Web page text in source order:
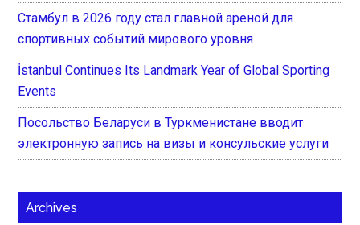
Стамбул в 2026 году стал главной ареной для
спортивных событий мирового уровня
İstanbul Continues Its Landmark Year of Global Sporting
Events
Посольство Беларуси в Туркменистане вводит
электронную запись на визы и консульские услуги
Archives